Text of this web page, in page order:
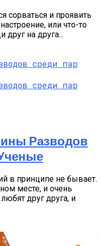
сорваться и проявить
или что-то
друг на друга...
Разводов
в принципе не бывает.
месте, и очень
друг друга, и